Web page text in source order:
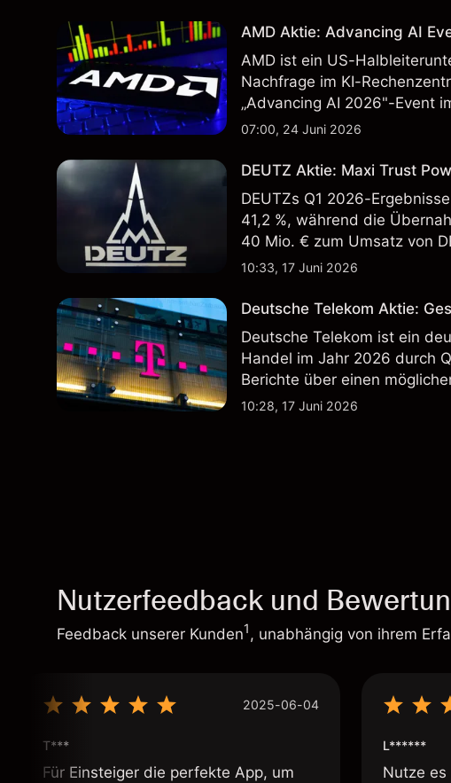
AMD Aktie: Advancing AI
AMD ist ein US-
Nachfrage im KI-
„Advancing AI 2026"-Event
Wertentwicklung in der
07:00, 24 Juni 2026
DEUTZ Aktie: Maxi Trust
DEUTZs Q1 2026-
41,2 %, während die
40 Mio. € zum Umsatz von
Wertentwicklung in der
10:33, 17 Juni 2026
Deutsche Telekom Aktie:
Deutsche Telekom ist ein
Handel im Jahr 2026 durch
Berichte über einen
Wertentwicklung in der
10:28, 17 Juni 2026
Nutzerfeedback und
Feedback unserer Kunden1, unabhängig von ihrem
2025-06-04
T***
Für Einsteiger die perfekte App, um
L******
Nutze